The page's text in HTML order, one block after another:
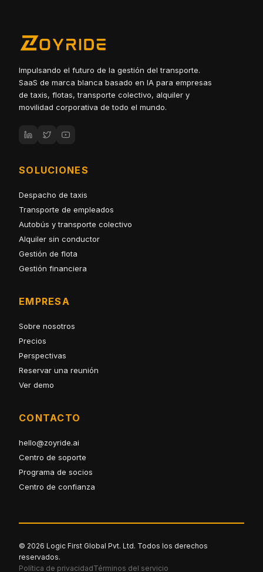
Impulsando el futuro de la gestión del transporte.
SaaS de marca blanca basado en IA para empresas
de taxis, flotas, transporte colectivo, alquiler y
movilidad corporativa de todo el mundo.
SOLUCIONES
Despacho de taxis
Transporte de empleados
Autobús y transporte colectivo
Alquiler sin conductor
Gestión de flota
Gestión financiera
EMPRESA
Sobre nosotros
Precios
Perspectivas
Reservar una reunión
Ver demo
CONTACTO
hello@zoyride.ai
Centro de soporte
Programa de socios
Centro de confianza
© 2026 Logic First Global Pvt. Ltd. Todos los derechos
reservados.
Política de privacidadTérminos del servicio